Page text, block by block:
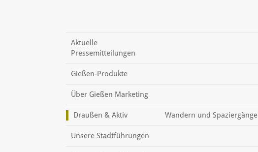
Aktuelle
Pressemitteilungen
Gießen-Produkte
Über Gießen Marketing
Draußen & Aktiv Wandern und Spaziergänge
Unsere Stadtführungen